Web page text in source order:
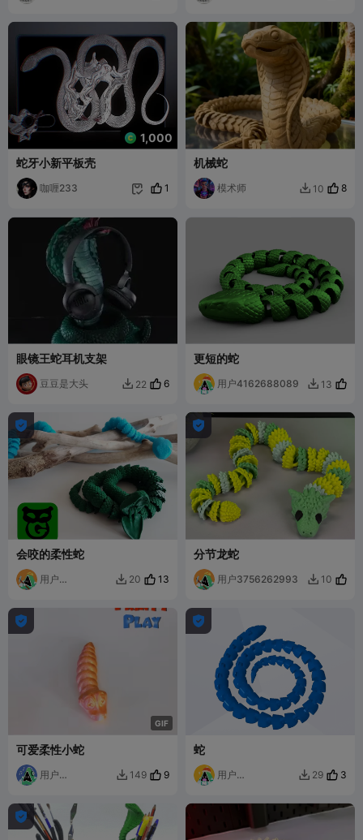
1,000
蛇牙小新平板壳
咖喱233  1
机械蛇
模术师  10 8
眼镜王蛇耳机支架
豆豆是大头  22 6
更短的蛇
用户4162688089  13

会咬的柔性蛇
用户
 20 13

分节龙蛇
用户3756262993  10
GIF

可爱柔性小蛇
用户
 149 9

蛇
用户
 29 3
